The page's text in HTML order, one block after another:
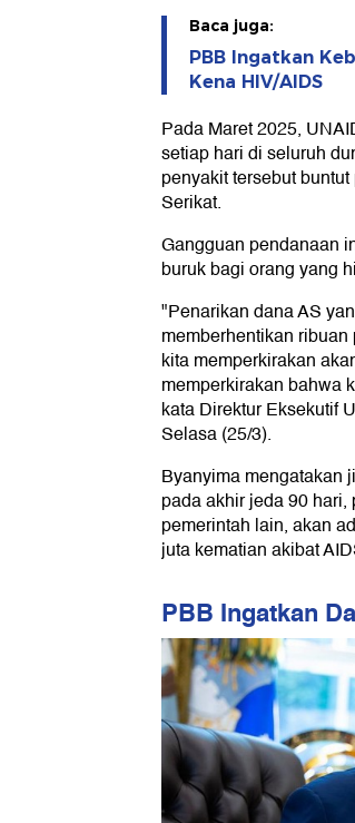
Baca juga:
PBB Ingatkan
Kena HIV/AIDS
Pada Maret 2025,
setiap hari di seluruh
penyakit tersebut
Serikat.
Gangguan pendanaan
buruk bagi orang yang
"Penarikan dana AS
memberhentikan
kita memperkirakan
memperkirakan bahwa
kata Direktur Eksekutif
Selasa (25/3).
Byanyima mengatakan
pada akhir jeda 90
pemerintah lain, akan
juta kematian akibat
PBB Ingatkan